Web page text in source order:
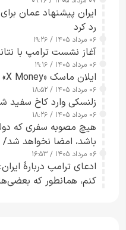
ایران پیشنهاد عمان
رد کرد
۰۶ مرداد ۱۴۰۵ / ۱۹:۲۶
آغاز نشست ترامپ با
۰۶ مرداد ۱۴۰۵ / ۱۹:۱۶
ایلان ماسک «X Money» را در آمریکا راه‌اندازی کرد
۰۶ مرداد ۱۴۰۵ / ۱۸:۵۲
زلنسکی وارد کاخ سفید
۰۶ مرداد ۱۴۰۵ / ۱۸:۲۶
هیچ مصوبه سفری که
باشد، امضا نخواهد
چارچوب قانون بودجه
۰۶ مرداد ۱۴۰۵ / ۱۶:۵۳
ادعای ترامپ دربارهٔ
کنم، همانطور که